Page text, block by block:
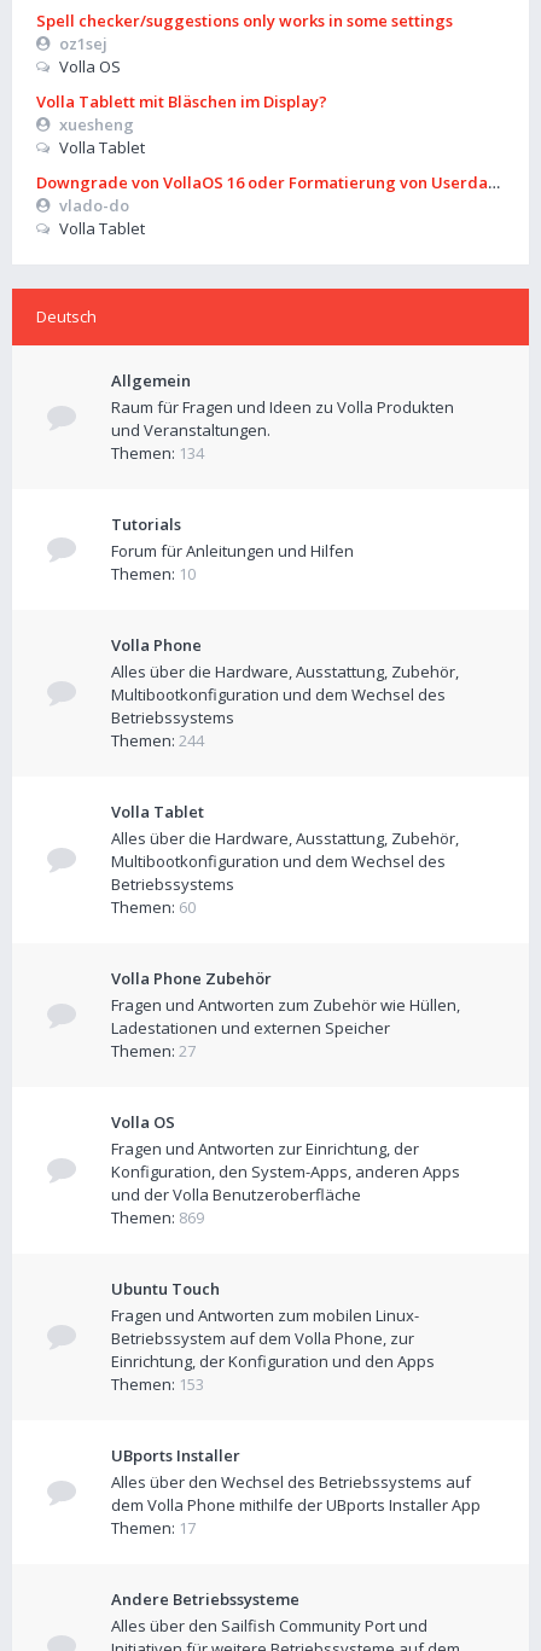
Spell checker/suggestions only works in some settings
oz1sej
Volla OS
Volla Tablett mit Bläschen im Display?
xuesheng
Volla Tablet
Downgrade von VollaOS 16 oder Formatierung von Userdata
vlado-do
Volla Tablet
Deutsch
Allgemein
Raum für Fragen und Ideen zu Volla Produkten
und Veranstaltungen.
Themen: 134
Tutorials
Forum für Anleitungen und Hilfen
Themen: 10
Volla Phone
Alles über die Hardware, Ausstattung, Zubehör,
Multibootkonfiguration und dem Wechsel des
Betriebssystems
Themen: 244
Volla Tablet
Alles über die Hardware, Ausstattung, Zubehör,
Multibootkonfiguration und dem Wechsel des
Betriebssystems
Themen: 60
Volla Phone Zubehör
Fragen und Antworten zum Zubehör wie Hüllen,
Ladestationen und externen Speicher
Themen: 27
Volla OS
Fragen und Antworten zur Einrichtung, der
Konfiguration, den System-Apps, anderen Apps
und der Volla Benutzeroberfläche
Themen: 869
Ubuntu Touch
Fragen und Antworten zum mobilen Linux-
Betriebssystem auf dem Volla Phone, zur
Einrichtung, der Konfiguration und den Apps
Themen: 153
UBports Installer
Alles über den Wechsel des Betriebssystems auf
dem Volla Phone mithilfe der UBports Installer App
Themen: 17
Andere Betriebssysteme
Alles über den Sailfish Community Port und